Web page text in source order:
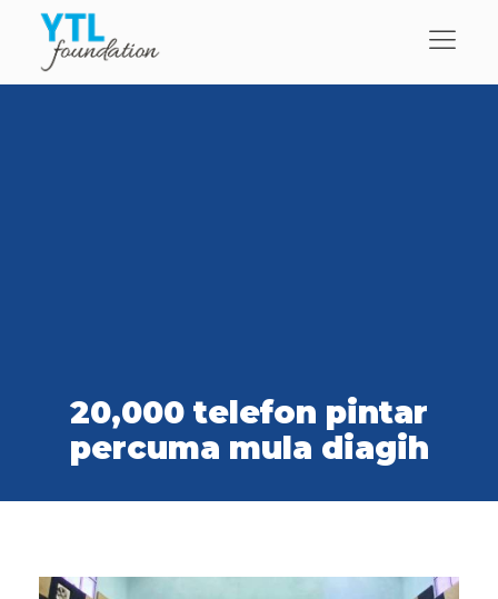
20,000 telefon pintar
percuma mula diagih